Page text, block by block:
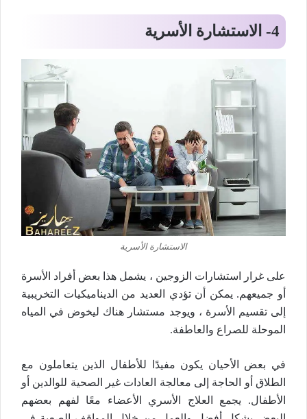
4- الاستشارة الأسرية
الاستشارة الأسرية
على غرار استشارات الزوجين ، يشمل هذا بعض أفراد الأسرة
أو جميعهم. يمكن أن تؤدي العديد من الديناميكيات التخريبية
إلى تقسيم الأسرة ، ويوجد مستشار هناك ليخوض في المياه
الموحلة للصراع والعاطفة.
في بعض الأحيان يكون مفيدًا للأطفال الذين يتعاملون مع
الطلاق أو الحاجة إلى معالجة العادات غير الصحية للوالدين أو
الأطفال. يجمع العلاج الأسري الأعضاء معًا لفهم بعضهم